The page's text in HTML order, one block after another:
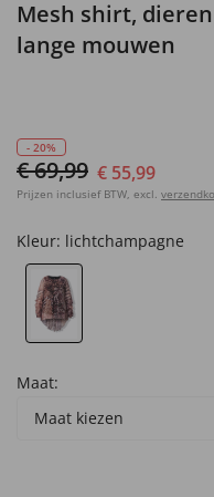
Mesh shirt,
lange mouwen
- 20%
€ 69,99 € 55,99
Prijzen inclusief BTW, excl.
Kleur: lichtchampagne
Maat:
Maat kiezen